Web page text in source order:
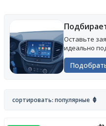
Оставьте
идеально
сортировать: популярные